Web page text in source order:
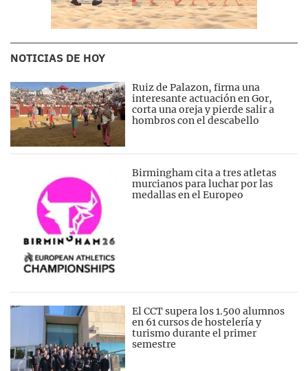
NOTICIAS DE HOY
Ruiz de Palazon, firma una
interesante actuación en Gor,
corta una oreja y pierde salir a
hombros con el descabello
Birmingham cita a tres atletas
murcianos para luchar por las
medallas en el Europeo
El CCT supera los 1.500 alumnos
en 61 cursos de hostelería y
turismo durante el primer
semestre